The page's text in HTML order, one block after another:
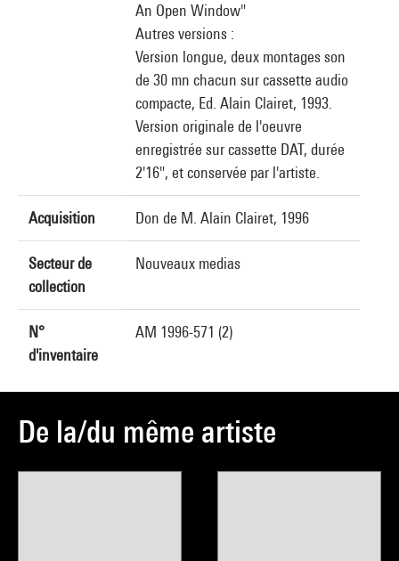
An Open Window"
Autres versions :
Version longue, deux montages son
de 30 mn chacun sur cassette audio
compacte, Ed. Alain Clairet, 1993.
Version originale de l'oeuvre
enregistrée sur cassette DAT, durée
2'16", et conservée par l'artiste.
Acquisition Don de M. Alain Clairet, 1996
Secteur de
collection
Nouveaux medias
N°
d'inventaire
AM 1996-571 (2)
De la/du même artiste